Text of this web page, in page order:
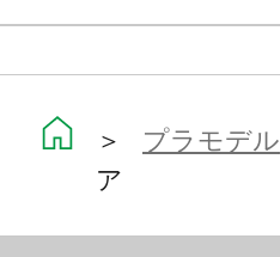
＞ プラモデル
ア